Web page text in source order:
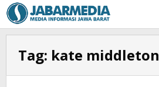
Skip
to
content
Tag: kate middleton